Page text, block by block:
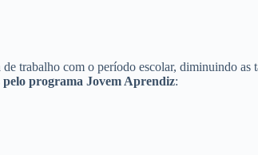
trabalho com o período escolar, diminuindo as
pelo programa Jovem Aprendiz: